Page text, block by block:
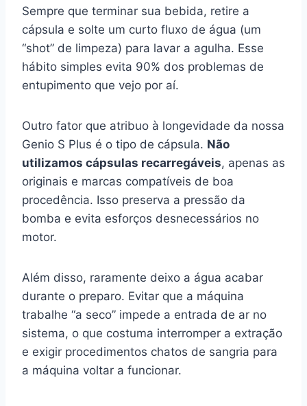
Sempre que terminar sua bebida, retire a
cápsula e solte um curto fluxo de água (um
“shot” de limpeza) para lavar a agulha. Esse
hábito simples evita 90% dos problemas de
entupimento que vejo por aí.
Outro fator que atribuo à longevidade da nossa
Genio S Plus é o tipo de cápsula. Não
utilizamos cápsulas recarregáveis, apenas as
originais e marcas compatíveis de boa
procedência. Isso preserva a pressão da
bomba e evita esforços desnecessários no
motor.
Além disso, raramente deixo a água acabar
durante o preparo. Evitar que a máquina
trabalhe “a seco” impede a entrada de ar no
sistema, o que costuma interromper a extração
e exigir procedimentos chatos de sangria para
a máquina voltar a funcionar.